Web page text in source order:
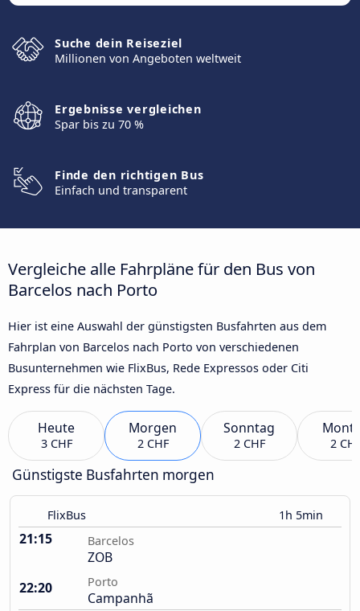
Suche dein Reiseziel
Millionen von Angeboten weltweit
Ergebnisse vergleichen
Spar bis zu 70 %
Finde den richtigen Bus
Einfach und transparent
Vergleiche alle Fahrpläne für den Bus von
Barcelos nach Porto
Hier ist eine Auswahl der günstigsten Busfahrten aus dem
Fahrplan von Barcelos nach Porto von verschiedenen
Busunternehmen wie FlixBus, Rede Expressos oder Citi
Express für die nächsten Tage.
Heute
3 CHF
Morgen
2 CHF
Sonntag
2 CHF 2
Günstigste Busfahrten morgen
FlixBus 1h 5min
21:15 Barcelos
ZOB
22:20
Porto
Campanhã